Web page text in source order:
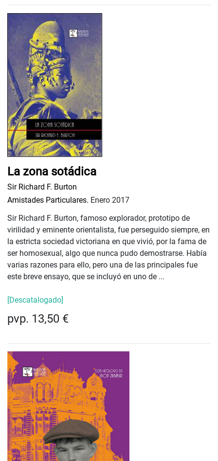
La zona sotádica
Sir Richard F. Burton
Amistades Particulares. Enero 2017
Sir Richard F. Burton, famoso explorador, prototipo de
virilidad y eminente orientalista, fue perseguido siempre, en
la estricta sociedad victoriana en que vivió, por la fama de
ser homosexual, algo que nunca pudo demostrarse. Había
varias razones para ello, pero una de las principales fue
este breve ensayo, que se incluyó en uno de ...
[Descatalogado]
pvp. 13,50 €